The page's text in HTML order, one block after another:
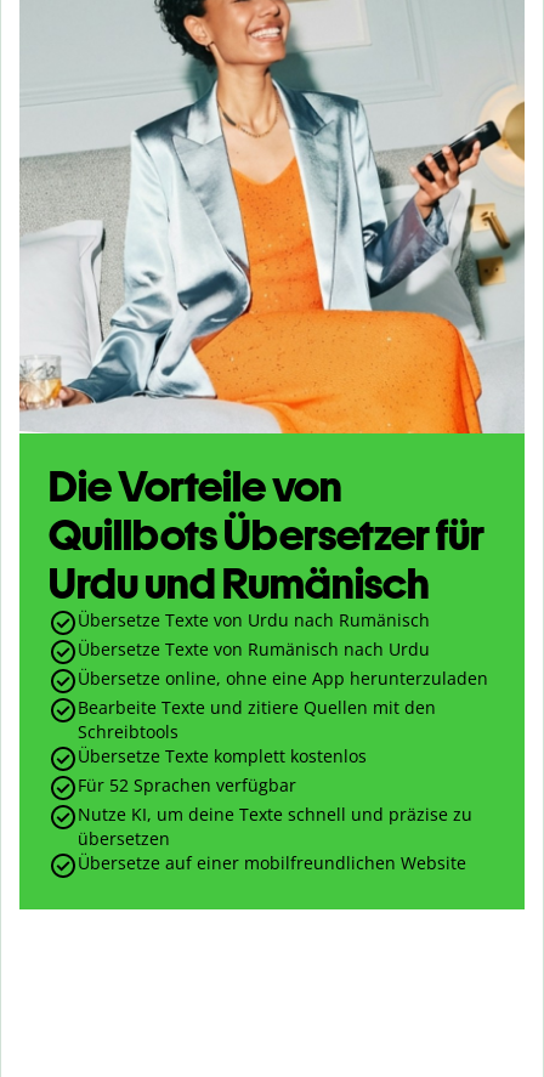
Die Vorteile von
Quillbots Übersetzer für
Urdu und Rumänisch
Übersetze Texte von Urdu nach Rumänisch
Übersetze Texte von Rumänisch nach Urdu
Übersetze online, ohne eine App herunterzuladen
Bearbeite Texte und zitiere Quellen mit den
Schreibtools
Übersetze Texte komplett kostenlos
Für 52 Sprachen verfügbar
Nutze KI, um deine Texte schnell und präzise zu
übersetzen
Übersetze auf einer mobilfreundlichen Website